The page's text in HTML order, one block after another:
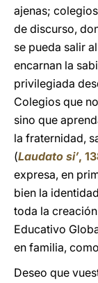
ajenas;
de discurso,
se pueda salir
encarnan la
privilegiada
Colegios que
sino que
la fraternidad,
(Laudato si’,
expresa, en
bien la
toda la
Educativo
en familia,
Deseo que